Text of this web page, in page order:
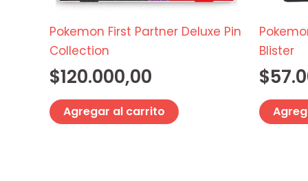
Pokemon First Partner Deluxe Pin
Collection
$120.000,00
Agregar al carrito
Blister
$